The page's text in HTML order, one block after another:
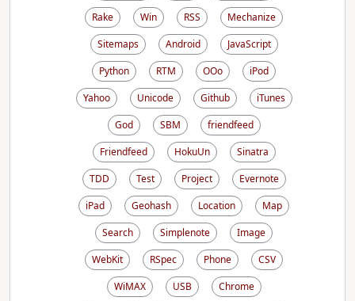
Rake
Win RSS
Mechanize
Sitemaps
Android
JavaScript
Python
RTM OOo
iPod
Yahoo
Unicode Github
iTunes
God
SBM
friendfeed
Friendfeed
HokuUn
Sinatra
TDD
Test Project
Evernote
iPad
Geohash Location
Map
Search
Simplenote
Image
WebKit
RSpec Phone
CSV
WiMAX
USB
Chrome